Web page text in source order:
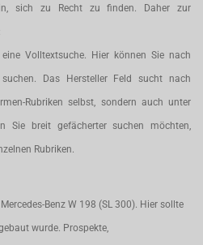
sich zu Recht zu finden. Daher zur
Volltextsuche. Hier können Sie nach
Das Hersteller Feld sucht nach
Rubriken selbst, sondern auch unter
Sie breit gefächerter suchen möchten,
Rubriken.
Benz W 198 (SL 300). Hier sollte
wurde. Prospekte,